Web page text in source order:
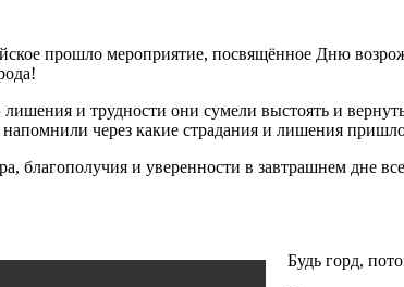
прошло мероприятие, посвящённое Дню
и трудности они сумели выстоять и
через какие страдания и лишения
и уверенности в завтрашнем дне
Будь горд,